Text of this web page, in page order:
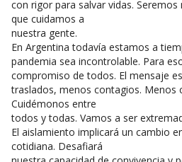
con rigor para salvar vidas.
que cuidamos a
nuestra gente.
En Argentina todavía estamos a
pandemia sea incontrolable. Para
compromiso de todos. El mensaje
traslados, menos contagios. Menos
Cuidémonos entre
todos y todas. Vamos a ser
El aislamiento implicará un cambio
cotidiana. Desafiará